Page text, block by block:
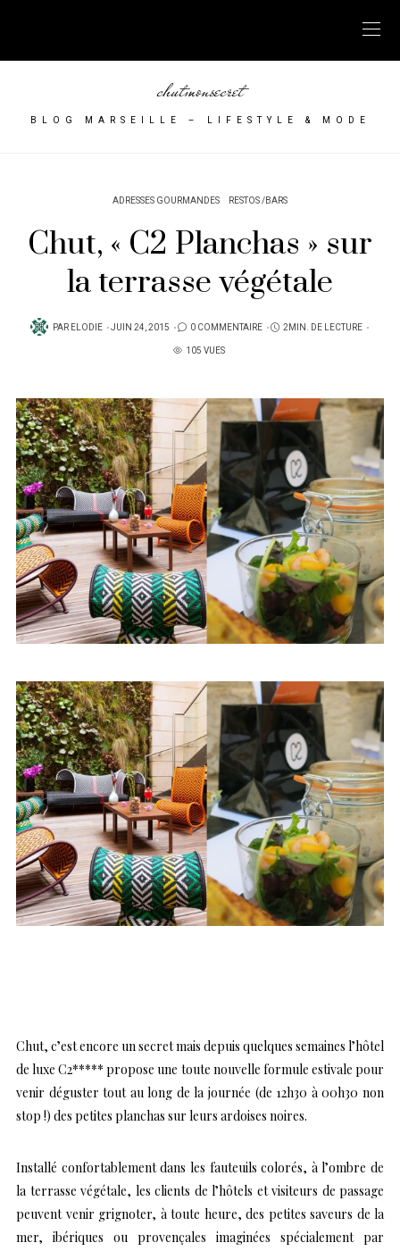
chutmonsecret
BLOG MARSEILLE – LIFESTYLE & MODE
ADRESSES GOURMANDES RESTOS /BARS
Chut, « C2 Planchas » sur
la terrasse végétale
PAR ELODIE
PUBLIÉ
JUIN 24, 2015 0 COMMENTAIRE
2MIN. DE LECTURE
105 VUES
Chut, c’est encore un secret mais depuis quelques semaines l’hôtel
de luxe C2***** propose une toute nouvelle formule estivale pour
venir déguster tout au long de la journée (de 12h30 à 00h30 non
stop !) des petites planchas sur leurs ardoises noires.
Installé confortablement dans les fauteuils colorés, à l’ombre de
la terrasse végétale, les clients de l’hôtels et visiteurs de passage
peuvent venir grignoter, à toute heure, des petites saveurs de la
mer, ibériques ou provençales imaginées spécialement par